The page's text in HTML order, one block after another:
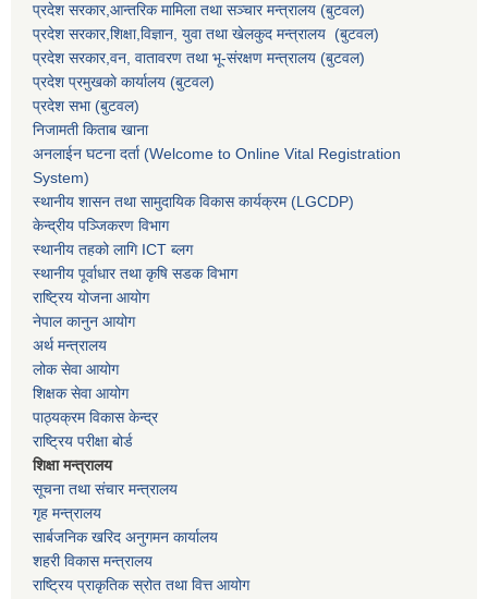
प्रदेश सरकार,आन्तरिक मामिला तथा सञ्चार मन्त्रालय (बुटवल)
प्रदेश सरकार,शिक्षा,विज्ञान, युवा तथा खेलकुद मन्त्रालय (बुटवल)
प्रदेश सरकार,वन, वातावरण तथा भू-संरक्षण मन्त्रालय (बुटवल)
प्रदेश प्रमुखकाे कार्यालय (बुटवल)
प्रदेश सभा (बुटवल)
निजामती किताब खाना
अनलाईन घटना दर्ता (Welcome to Online Vital Registration
System)
स्थानीय शासन तथा सामुदायिक विकास कार्यक्रम (LGCDP)
केन्द्रीय पञ्जिकरण विभाग
स्थानीय तहको लागि ICT ब्लग
स्थानीय पूर्वाधार तथा कृषि सडक विभाग
राष्ट्रिय योजना आयोग
नेपाल कानुन आयोग
अर्थ मन्त्रालय
लोक सेवा आयोग
शिक्षक सेवा आयोग
पाठ्यक्रम विकास केन्द्र
राष्ट्रिय परीक्षा बोर्ड
शिक्षा मन्त्रालय
सूचना तथा संचार मन्त्रालय
गृह मन्त्रालय
सार्बजनिक खरिद अनुगमन कार्यालय
शहरी विकास मन्त्रालय
राष्ट्रिय प्राकृतिक स्रोत तथा वित्त आयोग